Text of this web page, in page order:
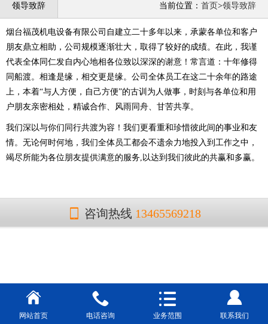
领导致辞 当前位置： 首页>领导致辞
烟台福茂机电设备有限公司自建立二十多年以来，承蒙各单位和客户
朋友鼎立相助，公司规模逐渐壮大，取得了较好的成绩。在此，我谨
代表全体同仁发自内心地相各位致以深深的谢意！常言道：十年修得
同船渡。相逢是缘，相交更是缘。公司全体员工在这二十余年的路途
上，本着“与人方便，自己方便”的古训为人做事，时刻与各单位和用
户朋友亲密相处，精诚合作、风雨同舟、甘苦共享。
我们深以与你们同行共渡为容！我们更看重和珍惜彼此间的事业和友
情。无论何时何地，我们全体员工都会不遗余力地投入到工作之中，
竭尽所能为各位朋友提供满意的服务,以达到我们彼此的共赢和多赢。
咨询热线 13465569218
网站首页 电话咨询 业务范围 联系我们